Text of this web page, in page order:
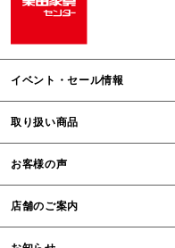
イベント・セール情報
取り扱い商品
お客様の声
店舗のご案内